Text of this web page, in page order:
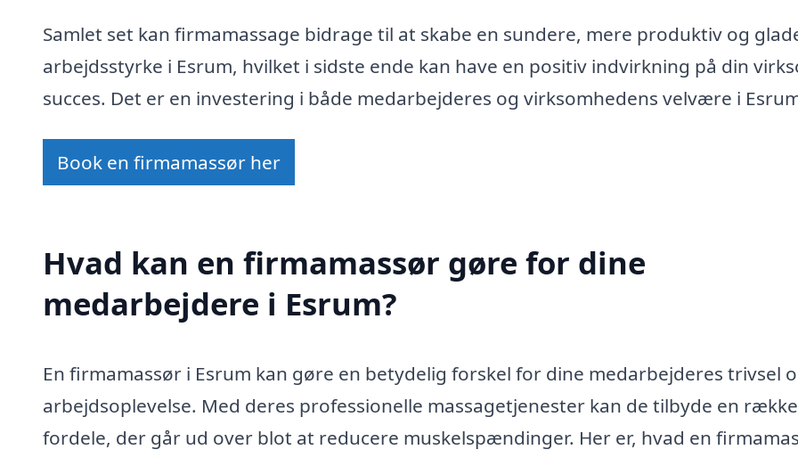
Samlet set kan firmamassage bidrage til at skabe en sundere, mere produktiv og
arbejdsstyrke i Esrum, hvilket i sidste ende kan have en positiv indvirkning på din
succes. Det er en investering i både medarbejderes og virksomhedens velvære i
Book en firmamassør her
Hvad kan en firmamassør gøre for dine
medarbejdere i Esrum?
En firmamassør i Esrum kan gøre en betydelig forskel for dine medarbejderes trivsel
arbejdsoplevelse. Med deres professionelle massagetjenester kan de tilbyde en række
fordele, der går ud over blot at reducere muskelspændinger. Her er, hvad en